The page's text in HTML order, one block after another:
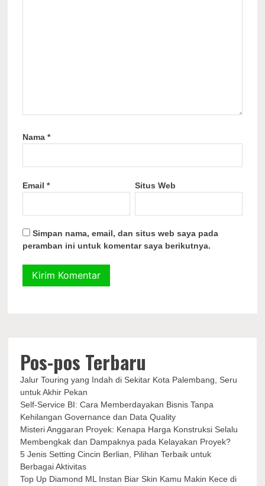
Nama*
Email* Situs Web
Simpan nama, email, dan situs web saya pada
peramban ini untuk komentar saya berikutnya.
Pos-pos Terbaru
Jalur Touring yang Indah di Sekitar Kota Palembang, Seru
untuk Akhir Pekan
Self-Service BI: Cara Memberdayakan Bisnis Tanpa
Kehilangan Governance dan Data Quality
Misteri Anggaran Proyek: Kenapa Harga Konstruksi Selalu
Membengkak dan Dampaknya pada Kelayakan Proyek?
5 Jenis Setting Cincin Berlian, Pilihan Terbaik untuk
Berbagai Aktivitas
Top Up Diamond ML Instan Biar Skin Kamu Makin Kece di